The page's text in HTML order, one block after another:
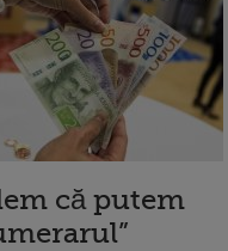
că putem